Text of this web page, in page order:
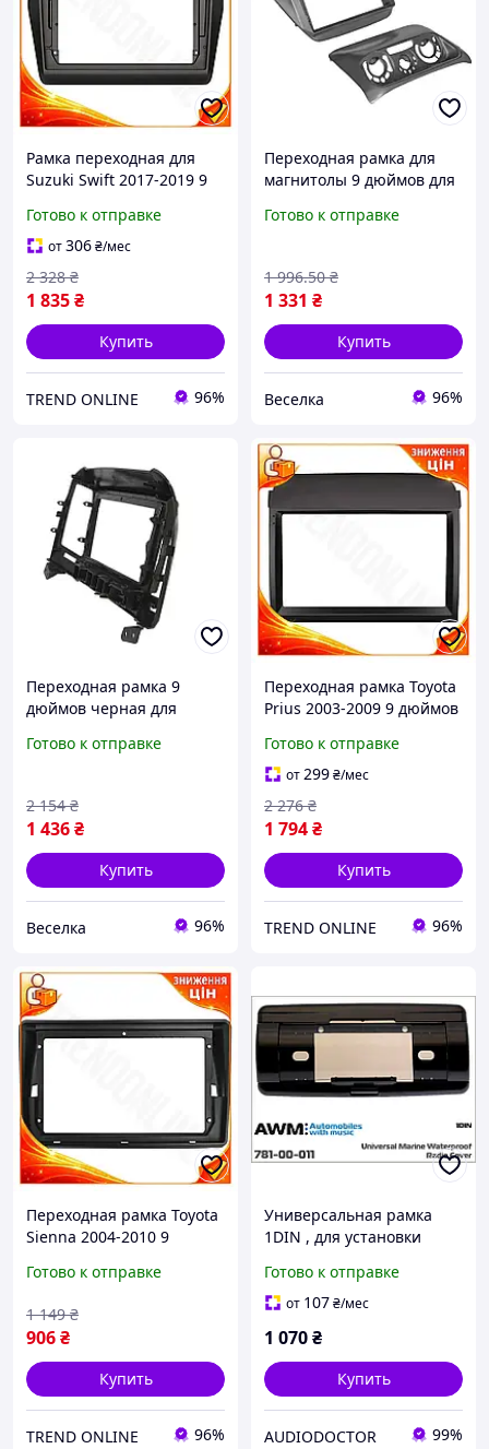
Рамка переходная для
Suzuki Swift 2017-2019 9
рамка для установки
магнитолы автомоб
Готово к отправке
от306₴/мес
1 835₴
2 328 ₴
Купить
TREND ONLINE 96%
Переходная рамка для
магнитолы 9 дюймов для
2000-2010 года из АБС-
Готово к отправке
1 331 ₴
1 996.50 ₴
Купить
Веселка 96%
Переходная рамка 9
дюймов черная для
универсальная установка
звуком FLAME
Готово к отправке
1 436₴
2 154 ₴
Купить
Веселка 96%
Переходная рамка Toyota
Prius 2003-2009 9 дюймов
магнитолы
автомобильная рамка для
а
Готово к отправке
от299₴/мес
1 794₴
2 276 ₴
Купить
TREND ONLINE 96%
Переходная рамка Toyota
Sienna 2004-2010 9
установки магнитолы
переходник
Готово к отправке
906₴
1 149 ₴
Купить
TREND ONLINE 96%
Универсальная рамка
1DIN , для установки
AWM(781-00-011)
Готово к отправке
от 107₴/мес
1 070₴
Купить
AUDIODOCTOR 99%